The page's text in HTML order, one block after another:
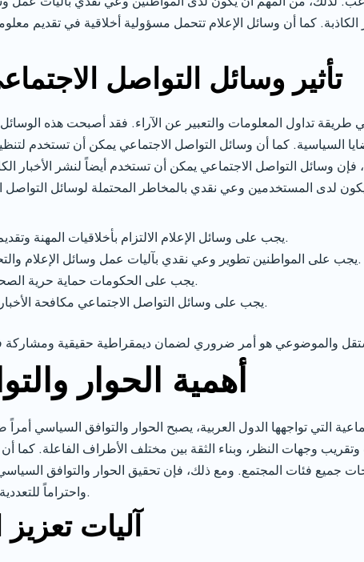
الكاذبة. كما أن وسائل الإعلام تتحمل مسؤولية أخلاقية في تقديم
تأثير وسائل التواصل
تداول المعلومات والتعبير عن الآراء. فقد أصبحت هذه
السياسية. كما أن وسائل التواصل الاجتماعي يمكن أن تستخدم
فإن وسائل التواصل الاجتماعي يمكن أن تستخدم أيضاً لنشر الأخبار
لدى المستخدمين وعي نقدي بالمخاطر المحتملة لوسائل التواصل
يجب على وسائل الإعلام الالتزام بأخلاقيات المهنة وتقديم معلومات دقيقة وموضوعية.
يجب على المواطنين تطوير وعي نقدي بآليات عمل وسائل الإعلام والتحقق من مصداقية المعلومات.
يجب على الحكومات حماية حرية الصحافة وتعزيز التعددية الإعلامية.
يجب على وسائل التواصل الاجتماعي مكافحة الأخبار الكاذبة والمعلومات المضللة.
أهمية الحوار
التي تواجهها الدول العربية، يصبح الحوار والتوافق السياسي أمراً
وجهات النظر، وبناء الثقة بين مختلف الأطراف الفاعلة. كما
جميع فئات المجتمع. ومع ذلك، فإن تحقيق الحوار والتوافق
واحتراماً للتعددية والتنوع، والتزاماً بالقيم الديمقراطية.
آليات